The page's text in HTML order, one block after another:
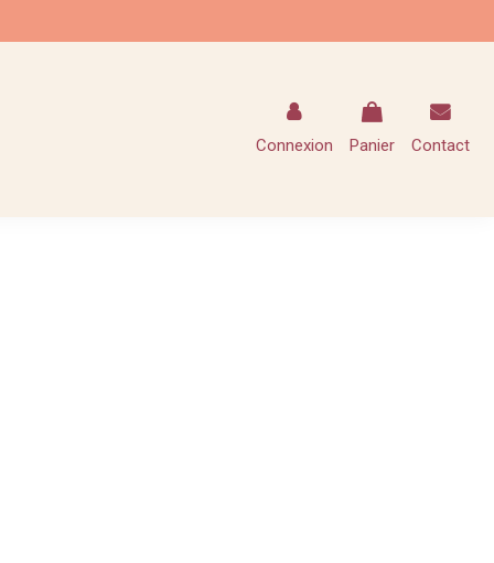
Connexion Panier Contact